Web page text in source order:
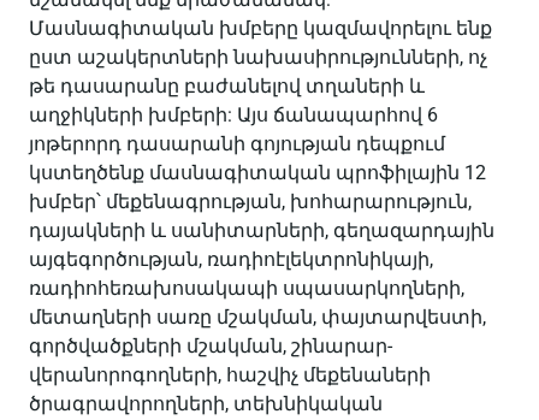
Մասնագիտական խմբերը կազմավորելու ենք
ըստ աշակերտների նախասիրությունների, ոչ
թե դասարանը բաժանելով տղաների և
աղջիկների խմբերի: Այս ճանապարհով 6
յոթերորդ դասարանի գոյության դեպքում
կստեղծենք մասնագիտական պրոֆիլային 12
խմբեր՝ մեքենագրության, խոհարարություն,
դայակների և սանիտարների, գեղազարդային
այգեգործության, ռադիոէլեկտրոնիկայի,
ռադիոհեռախոսակապի սպասարկողների,
մետաղների սառը մշակման, փայտարվեստի,
գործվածքների մշակման, շինարար-
վերանորոգողների, հաշվիչ մեքենաների
ծրագրավորողների, տեխնիկական